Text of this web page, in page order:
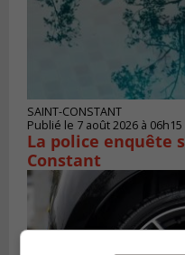
SAINT-CONSTANT
Publié le 7 août 2026 à 06h15
La police enquête
Constant